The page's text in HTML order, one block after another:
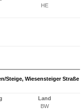
HE
Steige, Wiesensteiger Straße
Land
BW